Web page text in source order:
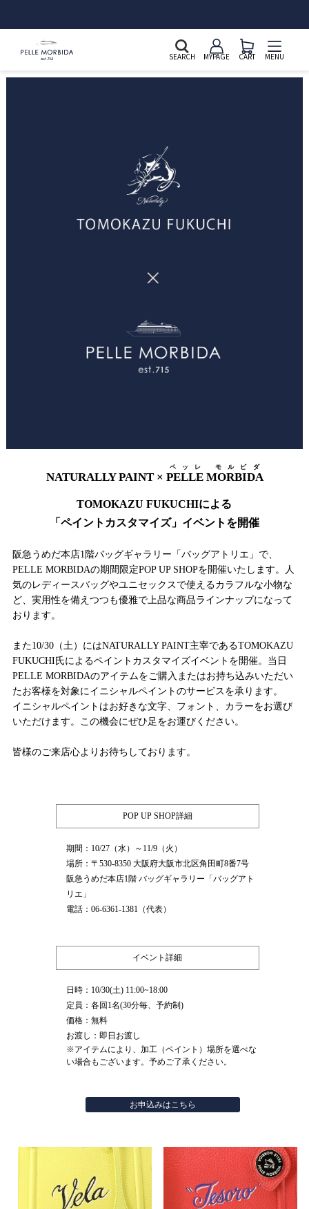
SEARCH MYPAGE CART MENU
NATURALLY PAINT × PELLE MORBIDA
ペッレ モルビダ
TOMOKAZU FUKUCHIによる
「ペイントカスタマイズ」イベントを開催
阪急うめだ本店1階バッグギャラリー「バッグアトリエ」で、
PELLE MORBIDAの期間限定POP UP SHOPを開催いたします。人
気のレディースバッグやユニセックスで使えるカラフルな小物な
ど、実用性を備えつつも優雅で上品な商品ラインナップになって
おります。
また10/30（土）にはNATURALLY PAINT主宰であるTOMOKAZU
FUKUCHI氏によるペイントカスタマイズイベントを開催。当日
PELLE MORBIDAのアイテムをご購入またはお持ち込みいただい
たお客様を対象にイニシャルペイントのサービスを承ります。
イニシャルペイントはお好きな文字、フォント、カラーをお選び
いただけます。この機会にぜひ足をお運びください。
皆様のご来店心よりお待ちしております。
POP UP SHOP詳細
期間：10/27（水）～11/9（火）
場所：〒530-8350 大阪府大阪市北区角田町8番7号
阪急うめだ本店1階 バッグギャラリー「バッグアト
リエ」
電話：06-6361-1381（代表）
イベント詳細
日時：10/30(土) 11:00~18:00
定員：各回1名(30分毎、予約制)
価格：無料
お渡し：即日お渡し
※アイテムにより、加工（ペイント）場所を選べな
い場合もございます。予めご了承ください。
お申込みはこちら